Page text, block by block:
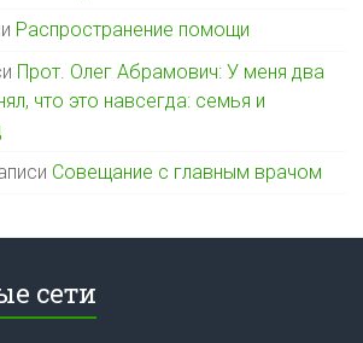
Распространение помощи
Прот. Олег Абрамович: У меня два
что это навсегда: семья и
Совещание с главным врачом
сети